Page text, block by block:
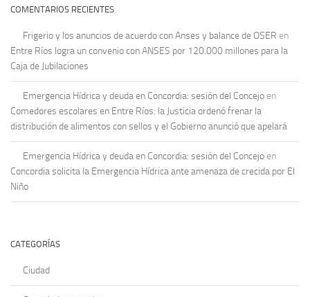
COMENTARIOS RECIENTES
Frigerio y los anuncios de acuerdo con Anses y balance de OSER en
Entre Ríos logra un convenio con ANSES por 120.000 millones para la
Caja de Jubilaciones
Emergencia Hídrica y deuda en Concordia: sesión del Concejo en
Comedores escolares en Entre Ríos: la Justicia ordenó frenar la
distribución de alimentos con sellos y el Gobierno anunció que apelará
Emergencia Hídrica y deuda en Concordia: sesión del Concejo en
Concordia solicita la Emergencia Hídrica ante amenaza de crecida por El
Niño
CATEGORÍAS
Ciudad